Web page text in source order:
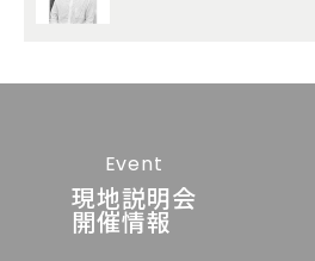
Event
現地説明会
開催情報